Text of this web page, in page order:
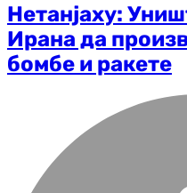
Нетанјаху:
Ирана да
бомбе и ракете